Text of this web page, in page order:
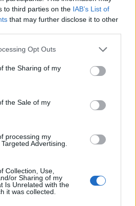
to third parties on the IAB’s List of
that may further disclose it to other
Opt Outs
the Sharing of my
the Sale of my
processing my
Advertising.
Collection, Use,
or Sharing of my
Is Unrelated with the
it was collected.
Conor Kennelly, 20 Bobby
22 Sam Wisniewski, 23